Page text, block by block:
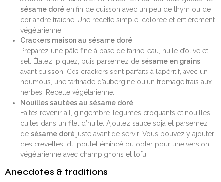
sésame doréen fin de cuisson avec un peu de thym ou de
coriandre fraîche. Une recette simple, colorée et entièrement
végétarienne.
Crackers maison au sésame doré
Préparez une pâte fine à base de farine, eau, huile d’olive et
sel. Étalez, piquez, puis parsemez de sésame en grains
avant cuisson. Ces crackers sont parfaits à l’apéritif, avec un
houmous, une tartinade d’aubergine ou un fromage frais aux
herbes. Recette végétarienne.
Nouilles sautées au sésame doré
Faites revenir ail, gingembre, légumes croquants et nouilles
cuites dans un filet d’huile. Ajoutez sauce soja et parsemez
de sésame doréjuste avant de servir. Vous pouvez y ajouter
des crevettes, du poulet émincé ou opter pour une version
végétarienne avec champignons et tofu.
Anecdotes & traditions